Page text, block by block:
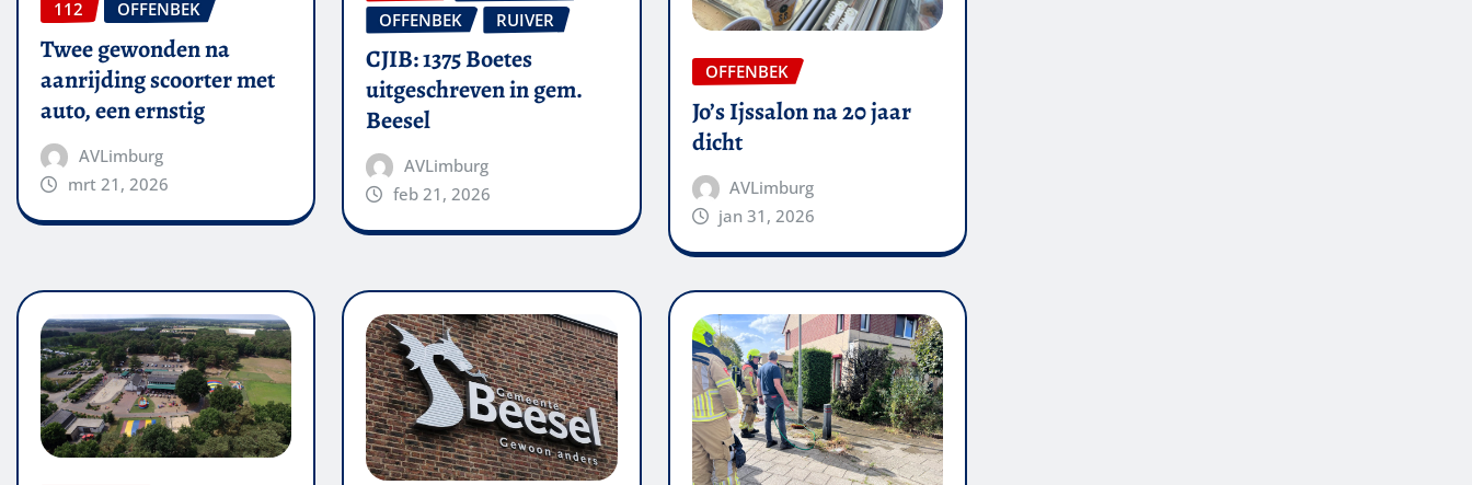
112 OFFENBEK
Twee gewonden na
aanrijding scoorter met
auto, een ernstig
AVLimburg
mrt 21, 2026
OFFENBEK
RUIVER
CJIB: 1375 Boetes
uitgeschreven in gem.
Beesel
AVLimburg
feb 21, 2026
OFFENBEK
Jo’s Ijssalon na 20 jaar
dicht
AVLimburg
jan 31, 2026